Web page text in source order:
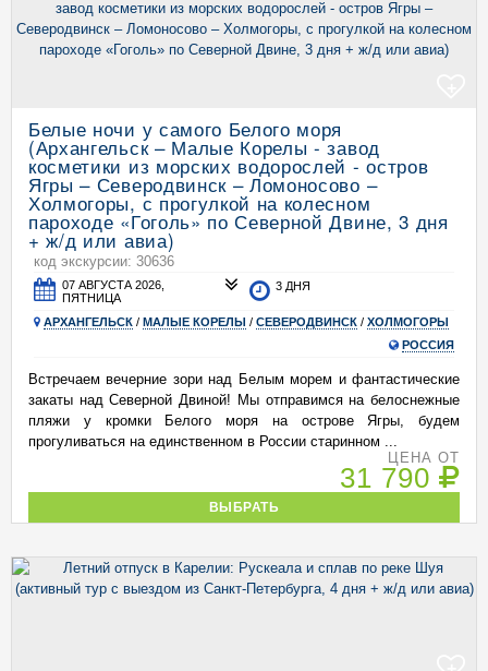
Белые ночи у самого Белого моря
(Архангельск – Малые Корелы - завод
косметики из морских водорослей - остров
Ягры – Северодвинск – Ломоносово –
Холмогоры, с прогулкой на колесном
пароходе «Гоголь» по Северной Двине, 3 дня
+ ж/д или авиа)
код экскурсии: 30636
07 АВГУСТА 2026,
ПЯТНИЦА
3 ДНЯ
АРХАНГЕЛЬСК / МАЛЫЕ КОРЕЛЫ / СЕВЕРОДВИНСК / ХОЛМОГОРЫ
РОССИЯ
Встречаем вечерние зори над Белым морем и фантастические
закаты над Северной Двиной! Мы отправимся на белоснежные
пляжи у кромки Белого моря на острове Ягры, будем
прогуливаться на единственном в России старинном ...
ЦЕНА ОТ
31 790
ВЫБРАТЬ